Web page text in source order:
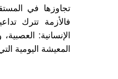
تجاوزها في
فالأزمة تترك
الإنسانية:
المعيشة اليومية